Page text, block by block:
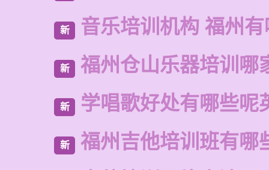
新 音乐培训机构 福州
新 福州仓山乐器培训哪
新 学唱歌好处有哪些呢
新 福州吉他培训班有哪